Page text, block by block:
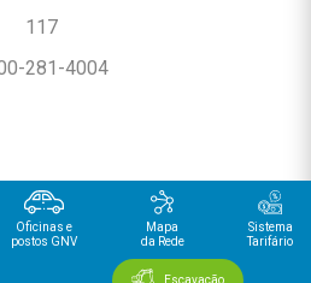
117
281-4004
Oficinas e
postos GNV
Mapa
da Rede
Sistema
Tarifário
Escavação